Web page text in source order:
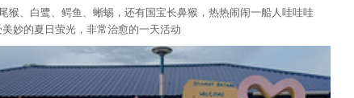
、白鹭、鳄鱼、蜥蜴，还有国宝长鼻猴，热热闹闹一船人哇哇哇
妙的夏日萤光，非常治愈的一天活动